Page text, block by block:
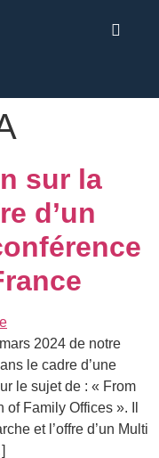
sur la
d’un
2024 de notre
le cadre d’une
le sujet de : « From
Family Offices ». Il
et l’offre d’un Multi